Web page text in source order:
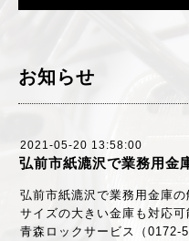
お知らせ
2021-05-20 13:58:00
弘前市紙漉沢で業務用金
弘前市紙漉沢で業務用金庫の
サイズの大きい金庫も対応可
青森ロックサービス（0172-